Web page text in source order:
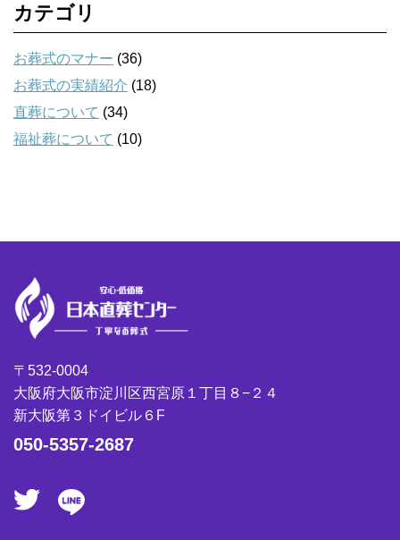
カテゴリ
お葬式のマナー (36)
お葬式の実績紹介 (18)
直葬について (34)
福祉葬について (10)
〒532-0004
大阪府大阪市淀川区西宮原１丁目８−２４
新大阪第３ドイビル６F
050-5357-2687